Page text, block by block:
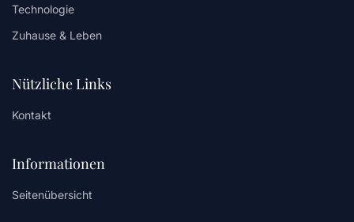
Technologie
Zuhause & Leben
Nützliche Links
Kontakt
Informationen
Seitenübersicht